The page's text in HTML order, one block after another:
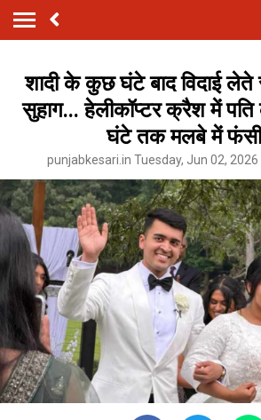
शादी के कुछ घंटे बाद विदाई
सुहाग... हेलीकॉप्टर क्रैश में पति
घंटे तक मलबे में फंसी
punjabkesari.in Tuesday, Jun 02,